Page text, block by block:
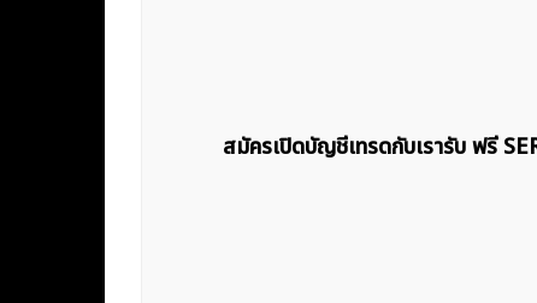
สมัครเปิดบัญชีเทรดกับเรารับ ฟรี